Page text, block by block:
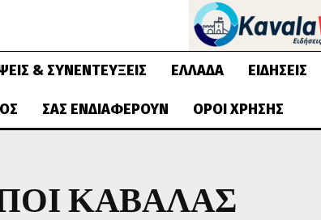
& ΣΥΝΕΝΤΕΎΞΕΙΣ ΕΛΛΆΔΑ ΕΙΔΉΣΕΙΣ
ΣΑΣ ΕΝΔΙΑΦΈΡΟΥΝ ΌΡΟΙ ΧΡΉΣΗΣ
ΚΑΒΆΛΑΣ